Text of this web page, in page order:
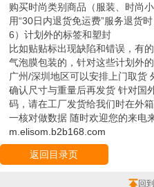
购买时尚类别商品（服装、时尚
用“30日内退货免运费”服务退货
6）计划外的标签和塑封
比如贴贴标出现缺陷和错误，有
气泡膜包装的，针对这些计划外
广州/深圳地区可以安排上门取货
确认尺寸与重量后再发货 针对国
码，请在工厂发货给我们时在外
一核对做数据 随时欢迎您的来电
m.elisom.b2b168.com
返回目录页
回